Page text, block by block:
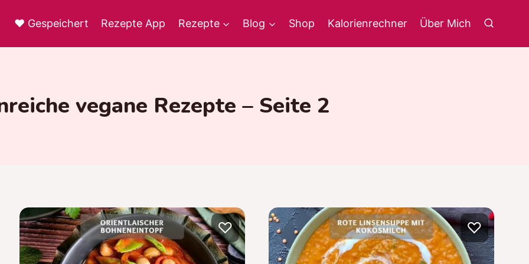
♥ Gespeichert Rezepte App Rezepte Blog Shop Kalorienrechner Über Mich
vegane Rezepte – Seite 2
♡ ♡